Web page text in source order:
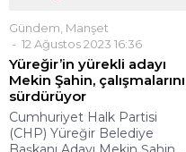
Gündem Manşet
12 Ağustos 2023 16:36
Yüreğir’in yürekli adayı
Mekin Şahin, çalışmalarını
sürdürüyor
Cumhuriyet Halk Partisi
(CHP) Yüreğir Belediye